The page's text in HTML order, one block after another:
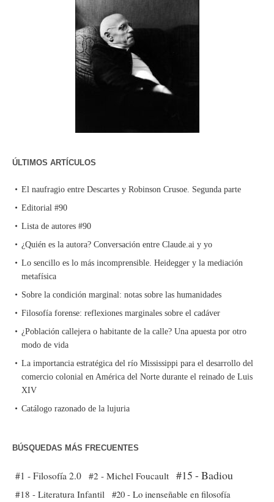
ÚLTIMOS ARTÍCULOS
El naufragio entre Descartes y Robinson Crusoe. Segunda parte
Editorial #90
Lista de autores #90
¿Quién es la autora? Conversación entre Claude.ai y yo
Lo sencillo es lo más incomprensible. Heidegger y la mediación
metafísica
Sobre la condición marginal: notas sobre las humanidades
Filosofía forense: reflexiones marginales sobre el cadáver
¿Población callejera o habitante de la calle? Una apuesta por otro
modo de vida
La importancia estratégica del río Mississippi para el desarrollo del
comercio colonial en América del Norte durante el reinado de Luis
XIV
Catálogo razonado de la lujuria
BÚSQUEDAS MÁS FRECUENTES
#1 - Filosofía 2.0 #2 - Michel Foucault #15 - Badiou
#18 - Literatura Infantil #20 - Lo inenseñable en filosofía